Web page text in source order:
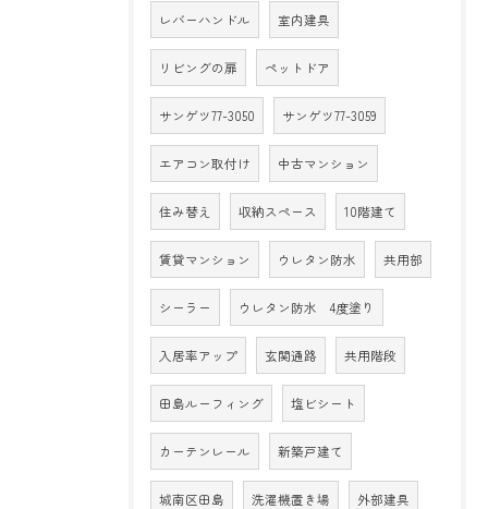
レバーハンドル 室内建具
リビングの扉 ペットドア
サンゲツ77-3050 サンゲツ77-3059
エアコン取付け 中古マンション
住み替え 収納スペース 10階建て
賃貸マンション ウレタン防水 共用部
シーラー ウレタン防水 4度塗り
入居率アップ 玄関通路 共用階段
田島ルーフィング 塩ビシート
カーテンレール 新築戸建て
城南区田島 洗濯機置き場 外部建具